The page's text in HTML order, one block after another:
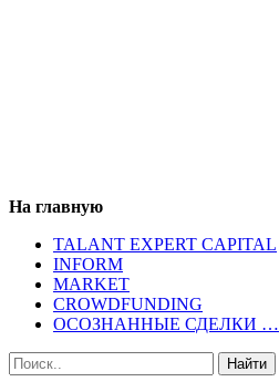
На главную
TALANT EXPERT CAPITAL
INFORM
MARKET
CROWDFUNDING
ОСОЗНАННЫЕ СДЕЛКИ …